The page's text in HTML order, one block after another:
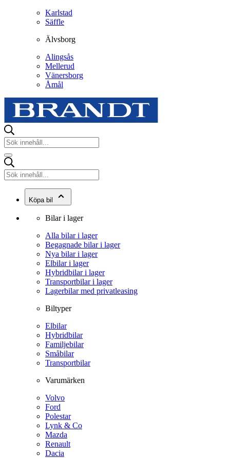
Karlstad
Säffle
Älvsborg
Alingsås
Mellerud
Vänersborg
Åmål
Köpa bil
Bilar i lager
Alla bilar i lager
Begagnade bilar i lager
Nya bilar i lager
Elbilar i lager
Hybridbilar i lager
Transportbilar i lager
Lagerbilar med privatleasing
Biltyper
Elbilar
Hybridbilar
Familjebilar
Småbilar
Transportbilar
Varumärken
Volvo
Ford
Polestar
Lynk & Co
Mazda
Renault
Dacia